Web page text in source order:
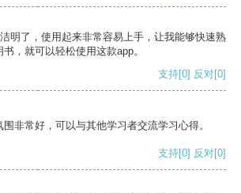
明了，使用起来非常容易上手，让我能够快速熟
，就可以轻松使用这款app。
支持[0] 反对[0]
非常好，可以与其他学习者交流学习心得。
支持[0] 反对[0]